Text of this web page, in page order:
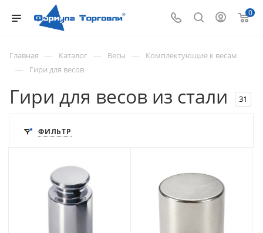
0
Главная — Каталог — Весы — Комплектующие к весам
— Гири для весов
Гири для весов из стали 31
ФИЛЬТР